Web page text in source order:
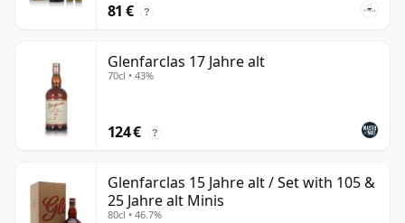
81 € ?
Glenfarclas 17 Jahre alt
70cl • 43%
124 € ?
Glenfarclas 15 Jahre alt / Set with 105 &
25 Jahre alt Minis
80cl • 46.7%